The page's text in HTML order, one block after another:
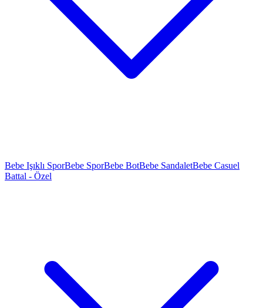
Bebe Işıklı SporBebe SporBebe BotBebe SandaletBebe Casuel
Battal - Özel